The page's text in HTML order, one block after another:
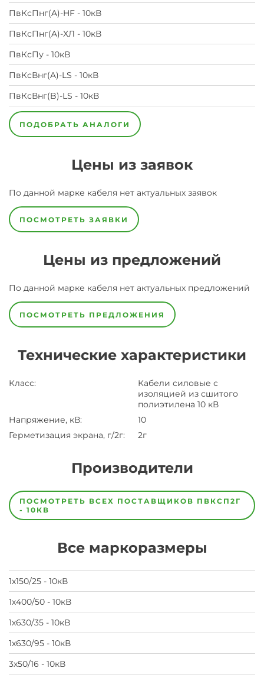
ПвКсПнг(A)-HF - 10кВ
ПвКсПнг(A)-ХЛ - 10кВ
ПвКсПу - 10кВ
ПвКсВнг(A)-LS - 10кВ
ПвКсВнг(B)-LS - 10кВ
ПОДОБРАТЬ АНАЛОГИ
Цены из заявок
По данной марке кабеля нет актуальных заявок
ПОСМОТРЕТЬ ЗАЯВКИ
Цены из предложений
По данной марке кабеля нет актуальных предложений
ПОСМОТРЕТЬ ПРЕДЛОЖЕНИЯ
Технические характеристики
Класс:
Кабели силовые с
изоляцией из сшитого
полиэтилена 10 кВ
Напряжение, кВ:
10
Герметизация экрана, г/2г: 2г
Производители
Завод Завод-
изготовитель
предпочел
на
завод
ПОСМОТРЕТЬ ВСЕХ ПОСТАВЩИКОВ ПВКСП2Г
- 10КВ
Все маркоразмеры
1х150/25 - 10кВ
1х400/50 - 10кВ
1х630/35 - 10кВ
1х630/95 - 10кВ
3х50/16 - 10кВ